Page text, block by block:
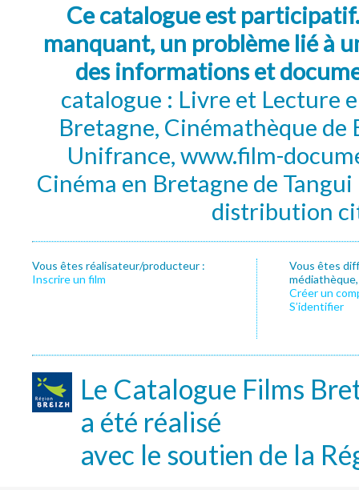
Ce catalogue est
manquant, un problème lié à
des informations et
catalogue : Livre et Lecture
Bretagne, Cinémathèque de
Unifrance, www.film-
Cinéma en Bretagne de
distribution
Vous êtes réalisateur/producteur :
Inscrire un film
Vous êtes
Créer un
S’identifier
Le Catalogue Films
a été réalisé
avec le soutien de la